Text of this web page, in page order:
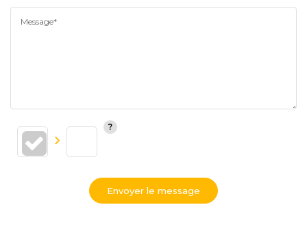
Message*
Envoyer le message